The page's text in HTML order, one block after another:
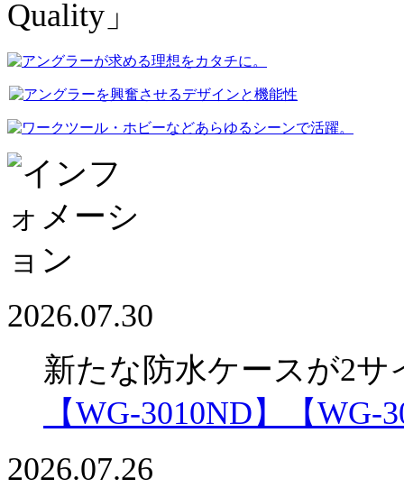
2026.07.30
新たな防水ケースが2サ
【WG-3010ND】
【WG-
2026.07.26